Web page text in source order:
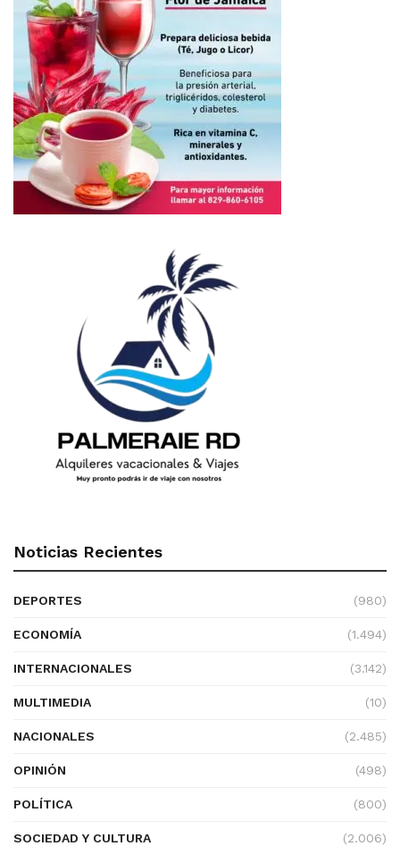
Noticias Recientes
DEPORTES (980)
ECONOMÍA (1.494)
INTERNACIONALES (3.142)
MULTIMEDIA (10)
NACIONALES (2.485)
OPINIÓN (498)
POLÍTICA (800)
SOCIEDAD Y CULTURA (2.006)